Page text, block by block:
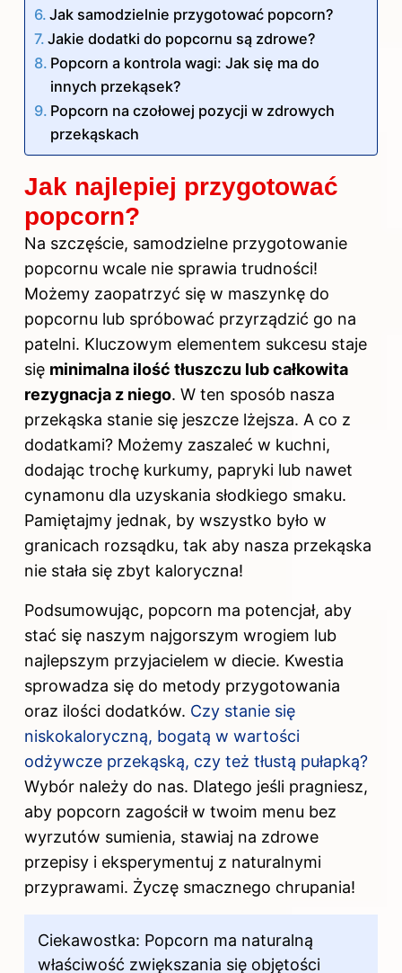
Jak samodzielnie przygotować popcorn?
Jakie dodatki do popcornu są zdrowe?
Popcorn a kontrola wagi: Jak się ma do
innych przekąsek?
Popcorn na czołowej pozycji w zdrowych
przekąskach
Jak najlepiej przygotować
popcorn?
Na szczęście, samodzielne przygotowanie
popcornu wcale nie sprawia trudności!
Możemy zaopatrzyć się w maszynkę do
popcornu lub spróbować przyrządzić go na
patelni. Kluczowym elementem sukcesu staje
się minimalna ilość tłuszczu lub całkowita
rezygnacja z niego. W ten sposób nasza
przekąska stanie się jeszcze lżejsza. A co z
dodatkami? Możemy zaszaleć w kuchni,
dodając trochę kurkumy, papryki lub nawet
cynamonu dla uzyskania słodkiego smaku.
Pamiętajmy jednak, by wszystko było w
granicach rozsądku, tak aby nasza przekąska
nie stała się zbyt kaloryczna!
Podsumowując, popcorn ma potencjał, aby
stać się naszym najgorszym wrogiem lub
najlepszym przyjacielem w diecie. Kwestia
sprowadza się do metody przygotowania
oraz ilości dodatków. Czy stanie się
niskokaloryczną, bogatą w wartości
odżywcze przekąską, czy też tłustą pułapką?
Wybór należy do nas. Dlatego jeśli pragniesz,
aby popcorn zagościł w twoim menu bez
wyrzutów sumienia, stawiaj na zdrowe
przepisy i eksperymentuj z naturalnymi
przyprawami. Życzę smacznego chrupania!
Ciekawostka: Popcorn ma naturalną
właściwość zwiększania się objętości